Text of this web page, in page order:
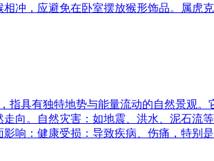
冲，应避免在卧室摆放猴形饰品。属虎
具有独特地势与能量流动的自然景观
向。自然灾害：如地震、洪水、泥石流
响：健康受损：导致疾病、伤痛，特别